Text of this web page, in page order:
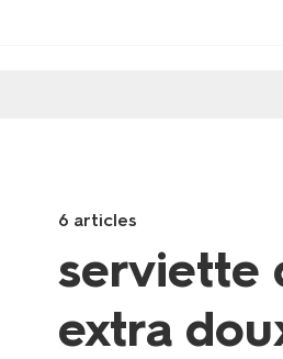
6 articles
serviette
extra